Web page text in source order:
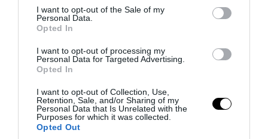
consent section.
I want to opt-out of the Sale of my
Personal Data.
Opted In
I want to opt-out of processing my
Personal Data for Targeted Advertising.
Opted In
I want to opt-out of Collection, Use,
Retention, Sale, and/or Sharing of my
Personal Data that Is Unrelated with the
Purposes for which it was collected.
Opted Out
PRONEWS.GR /ΕΣΩΤΕΡΙΚΗ ΑΣΦΑΛΕΙΑ
Αναστάτωση στο νοσοκομείο του